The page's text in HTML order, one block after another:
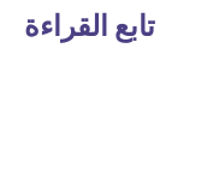
تابع القراءة